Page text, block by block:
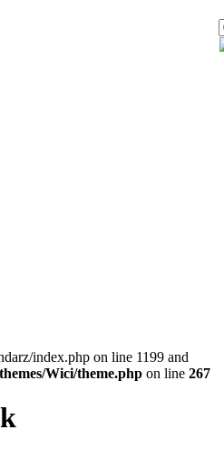
index.php on line 1199 and
Wici/theme.php on line 267